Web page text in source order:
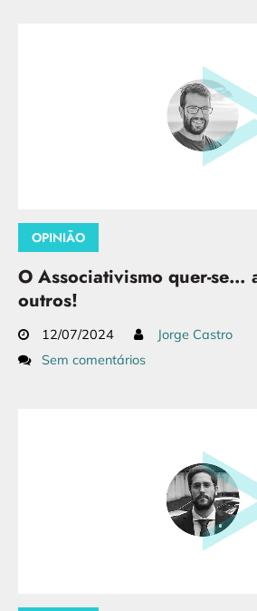
OPINIÃO
O Associativismo quer-se…
outros!
12/07/2024
Jorge Castro
Sem comentários